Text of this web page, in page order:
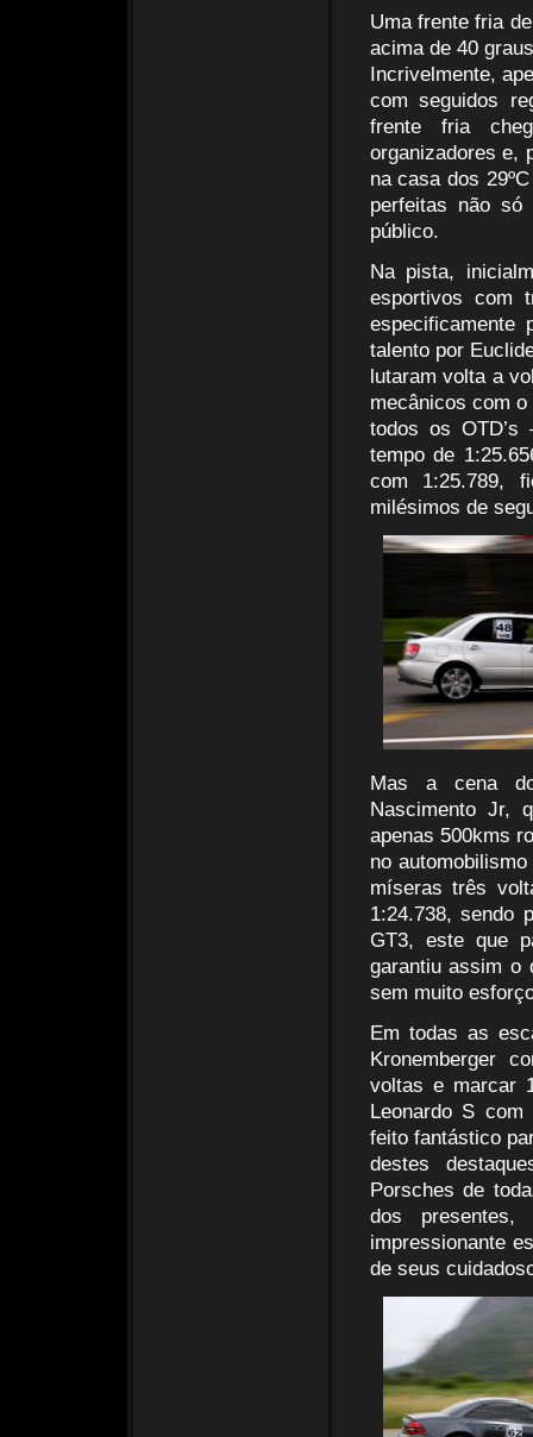
Uma frente fria
acima de 40
Incrivelmente,
com seguidos
frente fria
organizadores e,
na casa dos
perfeitas não
público.
Na pista,
esportivos com
especificamente
talento por
lutaram volta a
mecânicos com
todos os
tempo de
com 1:25.789,
milésimos de
Mas a cena
Nascimento Jr,
apenas 500kms
no
míseras três
1:24.738, sendo
GT3, este que
garantiu assim o
sem muito
Em todas as
Kronemberger
voltas e marcar
Leonardo S
feito fantástico
destes
Porsches de
dos presentes,
impressionante
de seus